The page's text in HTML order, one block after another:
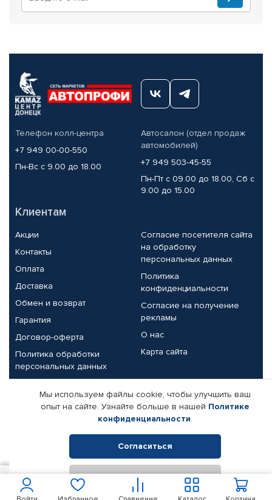
Телефон колл-центра
+7 949 00-00-550
Пн-Вс с 9.00 до 18.00
Автосалон (отдел продаж
автомобилей)
+7 949 503-45-55
Пн-Пт с 09.00 до 18.00, Сб с
9.00 до 15.00
Клиентам
Акции
Контакты
Оплата
Доставка
Обмен и возврат
Гарантия
Договор-оферта
Политика обработки
персональных данных
Согласие посетителя сайта
на обработку
персональных данных
Политика
конфиденциальности
Согласие на получение
рекламы
О нас
Карта сайта
Партнерам
Корпоративным клиентам
Поставщикам
Реквизиты компании
© КАМАЗ ЦЕНТР ДОНЕЦК, 2015-2026. Все права защищены.
Интернет-магазин автомобильных товаров Автопрофи.
Мы используем файлы cookie, чтобы улучшить ваш
опыт на сайте. Узнайте больше в нашей Политике
конфиденциальности.
Согласиться
Отклонить
6 820 В корзину